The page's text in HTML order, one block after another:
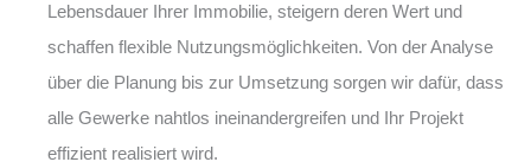
Lebensdauer Ihrer Immobilie, steigern deren Wert und
schaffen flexible Nutzungsmöglichkeiten. Von der Analyse
über die Planung bis zur Umsetzung sorgen wir dafür, dass
alle Gewerke nahtlos ineinandergreifen und Ihr Projekt
effizient realisiert wird.